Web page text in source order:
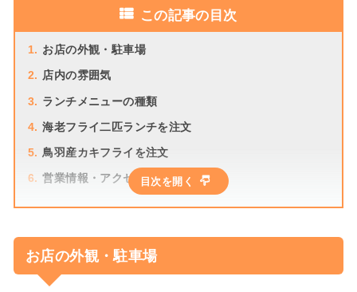
この記事の目次
1. お店の外観・駐車場
2. 店内の雰囲気
3. ランチメニューの種類
4. 海老フライ二匹ランチを注文
5. 鳥羽産カキフライを注文
6. 営業情報・アクセス
お店の外観・駐車場